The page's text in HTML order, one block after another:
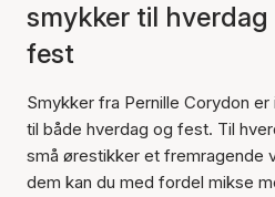
smykker til hverdag
fest
Smykker fra Pernille Corydon er
til både hverdag og fest. Til
små ørestikker et fremragende
dem kan du med fordel mikse